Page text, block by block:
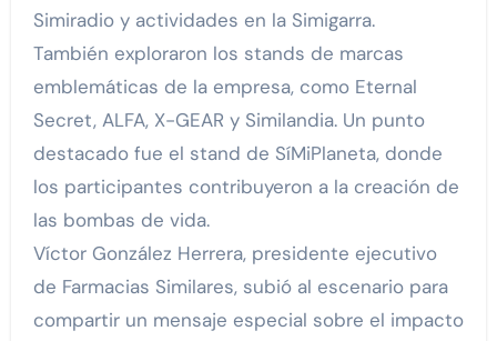
Simiradio y actividades en la Simigarra.
También exploraron los stands de marcas
emblemáticas de la empresa, como Eternal
Secret, ALFA, X-GEAR y Similandia. Un punto
destacado fue el stand de SíMiPlaneta, donde
los participantes contribuyeron a la creación de
las bombas de vida.
Víctor González Herrera, presidente ejecutivo
de Farmacias Similares, subió al escenario para
compartir un mensaje especial sobre el impacto